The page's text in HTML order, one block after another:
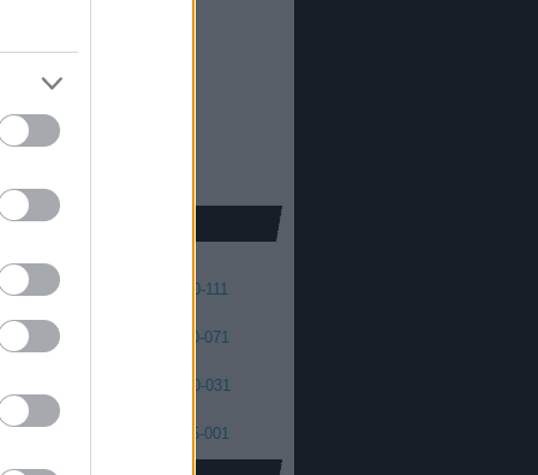
2011
Máté
140-131 120-111
100-091 080-071
040-031
005-001